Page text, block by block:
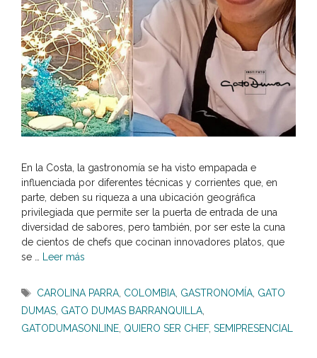
En la Costa, la gastronomía se ha visto empapada e
influenciada por diferentes técnicas y corrientes que, en
parte, deben su riqueza a una ubicación geográfica
privilegiada que permite ser la puerta de entrada de una
diversidad de sabores, pero también, por ser este la cuna
de cientos de chefs que cocinan innovadores platos, que
se …
Leer más
Etiquetas
CAROLINA PARRA COLOMBIA GASTRONOMÍA GATO
DUMAS GATO DUMAS BARRANQUILLA
GATODUMASONLINE QUIERO SER CHEF, SEMIPRESENCIAL